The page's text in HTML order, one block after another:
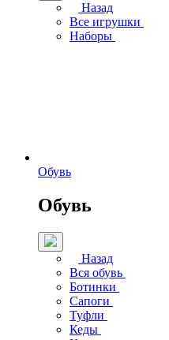
Назад
Все игрушки
Наборы
Обувь
Обувь
Назад
Вся обувь
Ботинки
Сапоги
Туфли
Кеды